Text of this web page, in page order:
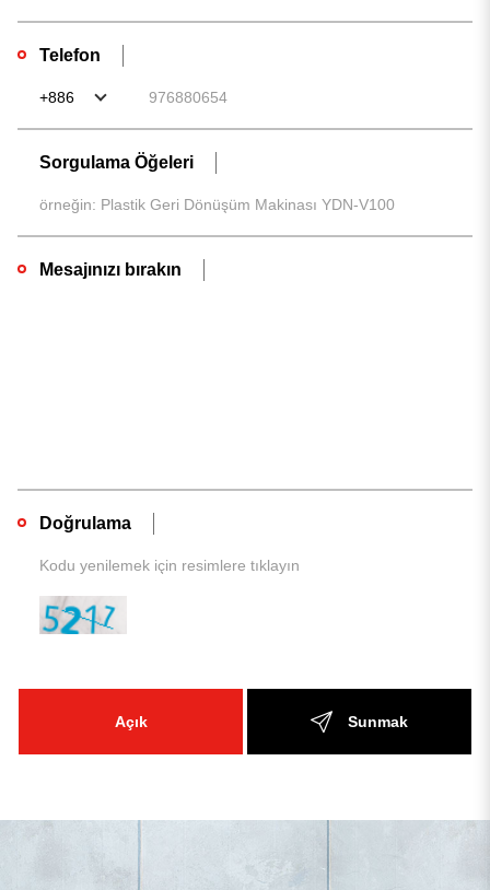
Telefon
Sorgulama Öğeleri
Mesajınızı bırakın
Doğrulama
Açık Sunmak